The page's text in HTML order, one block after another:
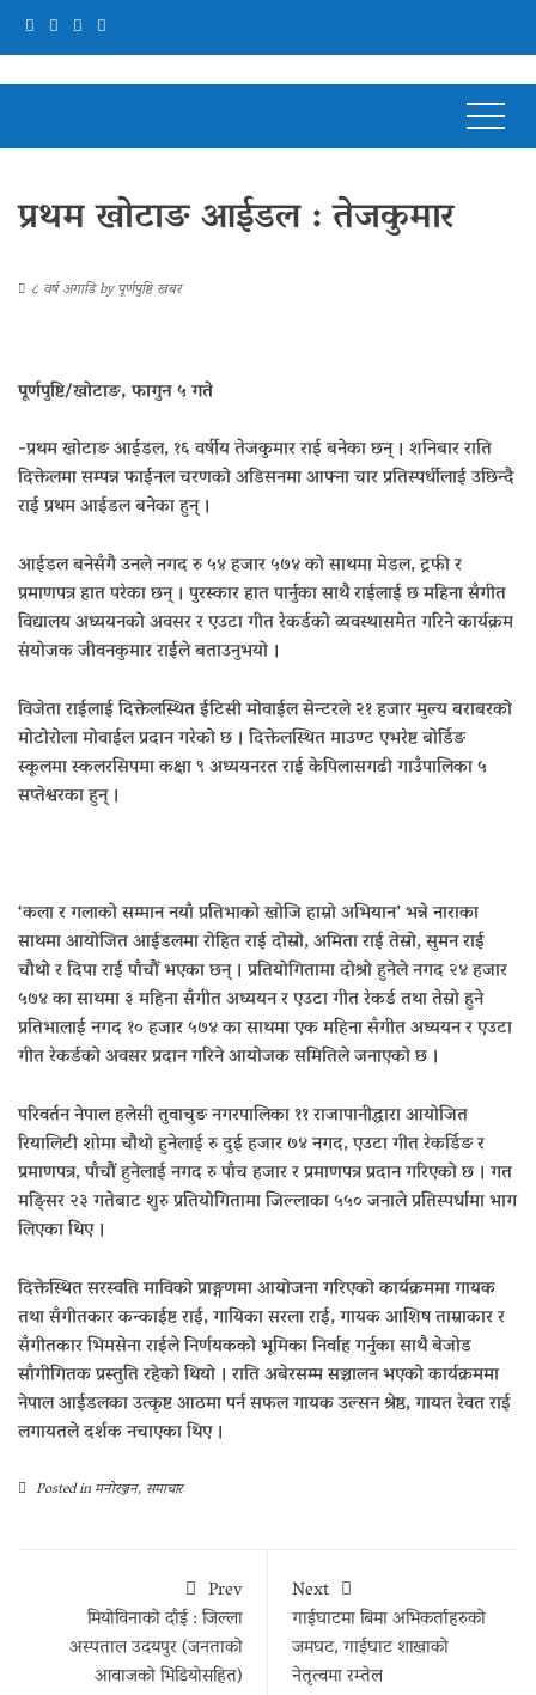
प्रथम खोटाङ आईडल : तेजकुमार
८ वर्ष अगाडिbyपूर्णपुष्टि खबर
पूर्णपुष्टि/खोटाङ, फागुन ५ गते
-प्रथम खोटाङ आईडल, १६ वर्षीय तेजकुमार राई बनेका छन् । शनिबार राति
दिक्तेलमा सम्पन्न फाईनल चरणको अडिसनमा आफ्ना चार प्रतिस्पर्धीलाई उछिन्दै
राई प्रथम आईडल बनेका हुन् ।
आईडल बनेसँगै उनले नगद रु ५४ हजार ५७४ को साथमा मेडल, ट्रफी र
प्रमाणपत्र हात परेका छन् । पुरस्कार हात पार्नुका साथै राईलाई छ महिना सँगीत
विद्यालय अध्ययनको अवसर र एउटा गीत रेकर्डको व्यवस्थासमेत गरिने कार्यक्रम
संयोजक जीवनकुमार राईले बताउनुभयो ।
विजेता राईलाई दिक्तेलस्थित ईटिसी मोवाईल सेन्टरले २१ हजार मुल्य बराबरको
मोटोरोला मोवाईल प्रदान गरेको छ । दिक्तेलस्थित माउण्ट एभरेष्ट बोर्डिङ
स्कूलमा स्कलरसिपमा कक्षा ९ अध्ययनरत राई केपिलासगढी गाउँपालिका ५
सप्तेश्वरका हुन् ।
‘कला र गलाको सम्मान नयाँ प्रतिभाको खोजि हाम्रो अभियान’ भन्ने नाराका
साथमा आयोजित आईडलमा रोहित राई दोस्रो, अमिता राई तेस्रो, सुमन राई
चौथो र दिपा राई पाँचौं भएका छन् । प्रतियोगितामा दोश्रो हुनेले नगद २४ हजार
५७४ का साथमा ३ महिना सँगीत अध्ययन र एउटा गीत रेकर्ड तथा तेस्रो हुने
प्रतिभालाई नगद १० हजार ५७४ का साथमा एक महिना सँगीत अध्ययन र एउटा
गीत रेकर्डको अवसर प्रदान गरिने आयोजक समितिले जनाएको छ ।
परिवर्तन नेपाल हलेसी तुवाचुङ नगरपालिका ११ राजापानीद्धारा आयोजित
रियालिटी शोमा चौथो हुनेलाई रु दुई हजार ७४ नगद, एउटा गीत रेकर्डिङ र
प्रमाणपत्र, पाँचौं हुनेलाई नगद रु पाँच हजार र प्रमाणपत्र प्रदान गरिएको छ । गत
मङ्सिर २३ गतेबाट शुरु प्रतियोगितामा जिल्लाका ५५० जनाले प्रतिस्पर्धामा भाग
लिएका थिए ।
दिक्तेस्थित सरस्वति माविको प्राङ्गणमा आयोजना गरिएको कार्यक्रममा गायक
तथा सँगीतकार कन्काईष्ट राई, गायिका सरला राई, गायक आशिष ताम्राकार र
सँगीतकार भिमसेना राईले निर्णयकको भूमिका निर्वाह गर्नुका साथै बेजोड
साँगीगितक प्रस्तुति रहेको थियो । राति अबेरसम्म सञ्चालन भएको कार्यक्रममा
नेपाल आईडलका उत्कृष्ट आठमा पर्न सफल गायक उल्सन श्रेष्ठ, गायत रेवत राई
लगायतले दर्शक नचाएका थिए ।
Posted inमनोरञ्जन, समाचार
Prev
मियोविनाको दाँई : जिल्ला
अस्पताल उदयपुर (जनताको
आवाजको भिडियोसहित)
Next
गाईघाटमा बिमा अभिकर्ताहरुको
जमघट, गाईघाट शाखाको
नेतृत्वमा रम्तेल